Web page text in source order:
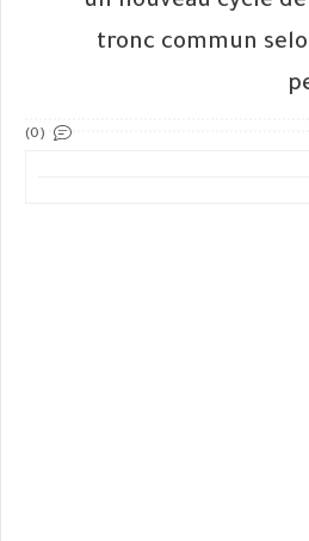
tronc commun
(0)